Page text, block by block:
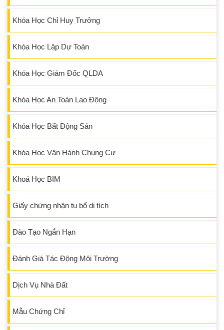
Khóa Học Chỉ Huy Trưởng
Khóa Học Lập Dự Toán
Khóa Học Giám Đốc QLDA
Khóa Học An Toàn Lao Động
Khóa Học Bất Động Sản
Khóa Học Vận Hành Chung Cư
Khoá Học BIM
Giấy chứng nhận tu bổ di tích
Đào Tạo Ngắn Hạn
Đánh Giá Tác Động Môi Trường
Dịch Vụ Nhà Đất
Mẫu Chứng Chỉ